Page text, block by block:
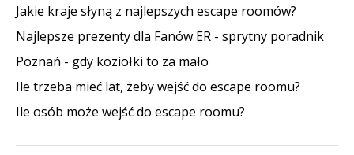
Jakie kraje słyną z najlepszych escape roomów?
Najlepsze prezenty dla Fanów ER - sprytny poradnik
Poznań - gdy koziołki to za mało
Ile trzeba mieć lat, żeby wejść do escape roomu?
Ile osób może wejść do escape roomu?